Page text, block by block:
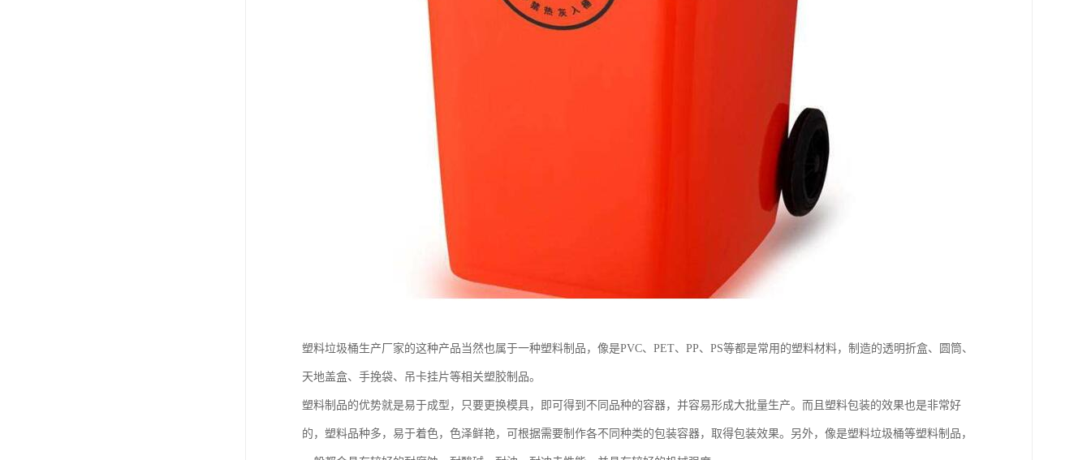
塑料垃圾桶生产厂家的这种产品当然也属于一种塑料制品，像是PVC、PET、PP、PS等都是常用的塑料材料，制造的透明折盒、圆筒、
天地盖盒、手挽袋、吊卡挂片等相关塑胶制品。
塑料制品的优势就是易于成型，只要更换模具，即可得到不同品种的容器，并容易形成大批量生产。而且塑料包装的效果也是非常好
的，塑料品种多，易于着色，色泽鲜艳，可根据需要制作各不同种类的包装容器，取得包装效果。另外，像是塑料垃圾桶等塑料制品，